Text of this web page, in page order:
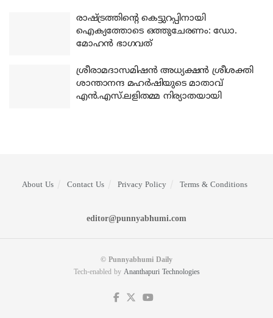
രാഷ്ട്രത്തിന്റെ കെട്ടുറപ്പിനായി
ഐക്യത്തോടെ ഒത്തുചേരണം: ഡോ.
മോഹന്‍ ഭാഗവത്
ശ്രീരാമദാസമിഷന്‍ അധ്യക്ഷന്‍ ശ്രീശക്തി
ശാന്താനന്ദ മഹര്‍ഷിയുടെ മാതാവ്
എന്‍.എസ്.ലളിതമ്മ നിര്യാതയായി
About Us Contact Us Privacy Policy Terms & Conditions
editor@punnyabhumi.com
© Punnyabhumi Daily
Tech-enabled by Ananthapuri Technologies